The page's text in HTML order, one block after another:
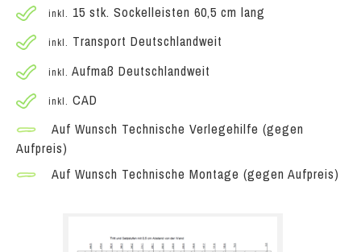
inkl. 15 stk. Sockelleisten 60,5 cm lang
inkl. Transport Deutschlandweit
inkl. Aufmaß Deutschlandweit
inkl. CAD
Auf Wunsch Technische Verlegehilfe (gegen
Aufpreis)
Auf Wunsch Technische Montage (gegen Aufpreis)